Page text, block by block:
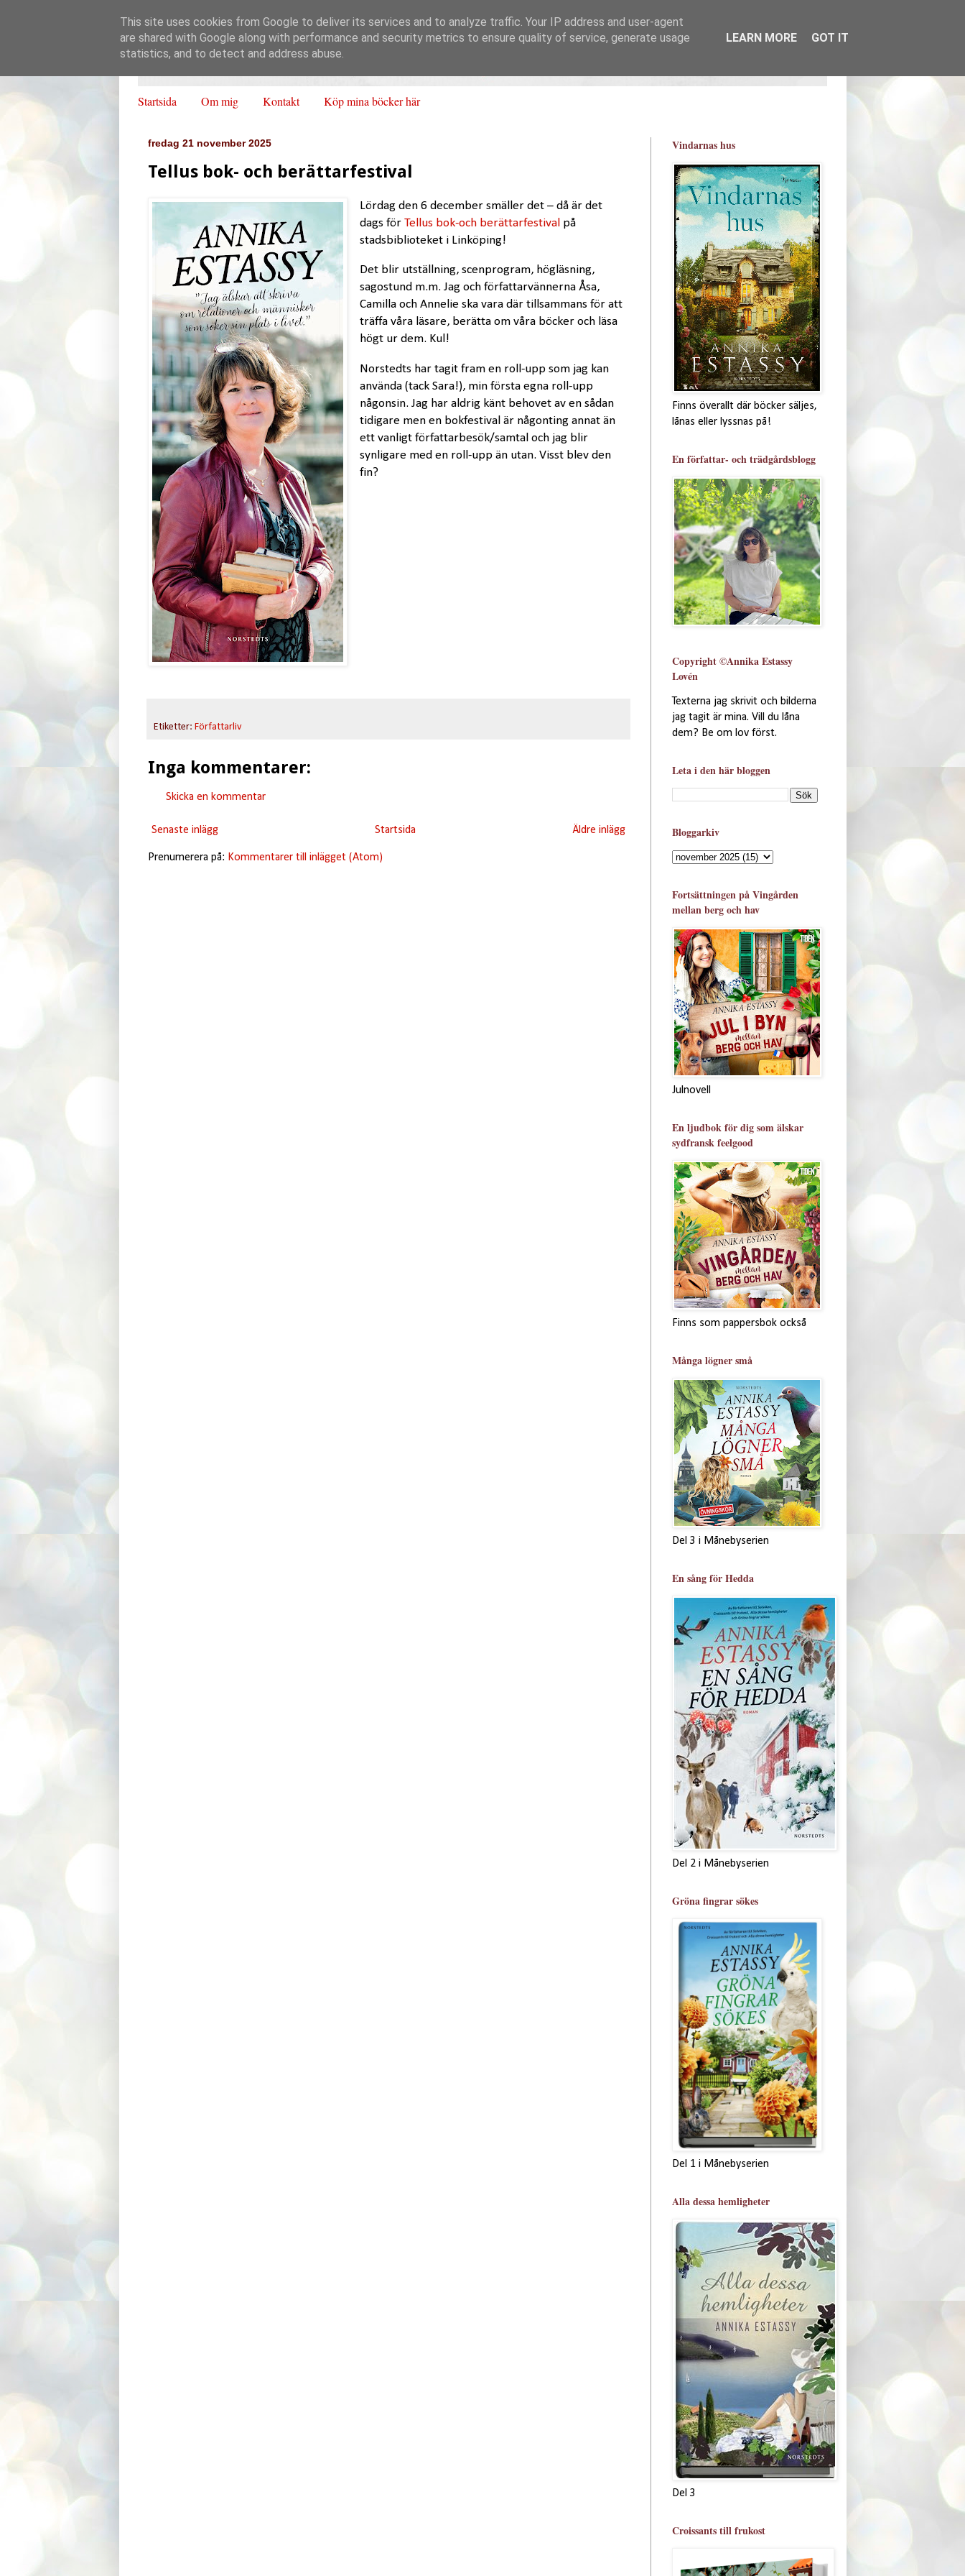
Startsida Om mig Kontakt Köp mina böcker här
fredag 21 november 2025
Tellus bok- och berättarfestival
Lördag den 6 december smäller det – då är det
dags förTellus bok-och berättarfestival på
stadsbiblioteket i Linköping!
Det blir utställning, scenprogram, högläsning,
sagostund m.m. Jag och författarvännerna Åsa,
Camilla och Annelie ska vara där tillsammans för att
träffa våra läsare, berätta om våra böcker och läsa
högt ur dem. Kul!
Norstedts har tagit fram en roll-upp som jag kan
använda (tack Sara!), min första egna roll-upp
någonsin. Jag har aldrig känt behovet av en sådan
tidigare men en bokfestival är någonting annat än
ett vanligt författarbesök/samtal och jag blir
synligare med en roll-upp än utan. Visst blev den
fin?
Etiketter: Författarliv
Inga kommentarer:
Skicka en kommentar
Senaste inlägg Äldre inlägg
Startsida
Prenumerera på: Kommentarer till inlägget (Atom)
Vindarnas hus
Finns överallt där böcker säljes,
lånas eller lyssnas på!
En författar- och trädgårdsblogg
Copyright ©Annika Estassy
Lovén
Texterna jag skrivit och bilderna
jag tagit är mina. Vill du låna
dem? Be om lov först.
Leta i den här bloggen
Bloggarkiv
Fortsättningen på Vingården
mellan berg och hav
Julnovell
En ljudbok för dig som älskar
sydfransk feelgood
Finns som pappersbok också
Många lögner små
Del 3 i Månebyserien
En sång för Hedda
Del 2 i Månebyserien
Gröna fingrar sökes
Del 1 i Månebyserien
Alla dessa hemligheter
Del 3
Croissants till frukost
This site uses cookies from Google to deliver its services and to analyze traffic. Your IP address and user-agent
are shared with Google along with performance and security metrics to ensure quality of service, generate usage
statistics, and to detect and address abuse.
LEARN MORE GOT IT